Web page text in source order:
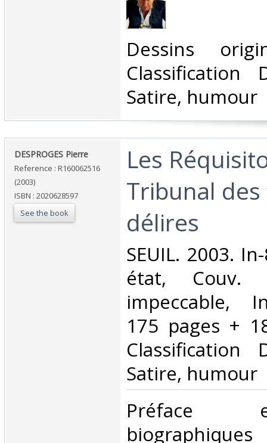
‎Dessins
Classification
Satire, humour‎
‎DESPROGES Pierre‎
Reference : R160062516
(2003)
ISBN : 2020628597
See the book
‎Les
Tribunal
délires‎
‎SEUIL. 2003.
état, Couv.
impeccable,
175 pages +
Classification
Satire, humour‎
‎Préface